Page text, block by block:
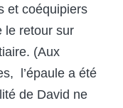
et coéquipiers
le retour sur
(Aux
l’épaule a été
de David ne